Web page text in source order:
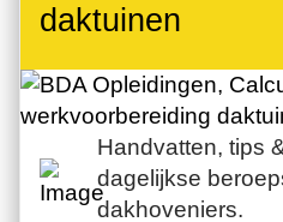
daktuinen
Handvatten, tips
dagelijkse
dakhoveniers.